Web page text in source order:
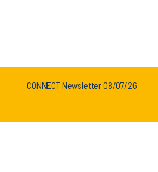
CONNECT Newsletter 08/07/26